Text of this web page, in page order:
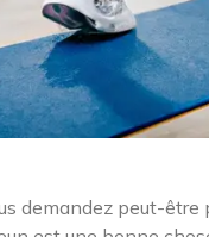
demandez peut-être